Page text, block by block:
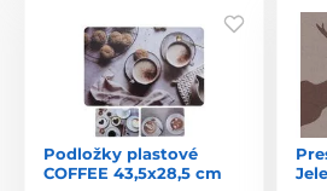
Podložky plastové
COFFEE 43,5x28,5 cm